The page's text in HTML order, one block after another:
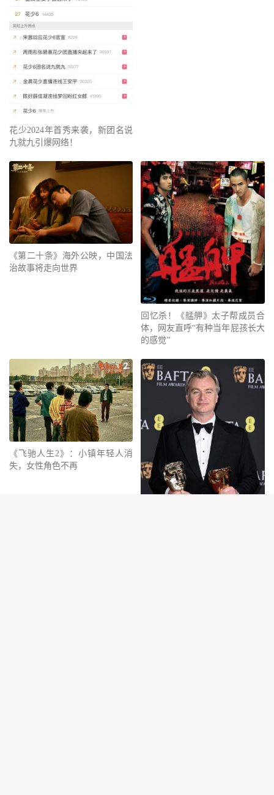
花少2024年首秀来袭，新团名说
九就九引爆网络！
《第二十条》海外公映，中国法
治故事将走向世界
回忆杀！《艋舺》太子帮成员合
体，网友直呼“有种当年屁孩长大
的感觉”
《飞驰人生2》：小镇年轻人消
失，女性角色不再